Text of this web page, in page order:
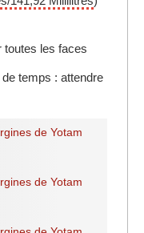
toutes les faces
temps : attendre